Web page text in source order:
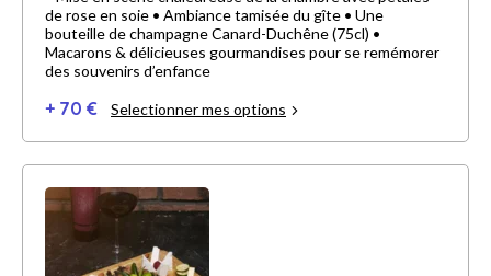
de rose en soie • Ambiance tamisée du gîte • Une
bouteille de champagne Canard-Duchêne (75cl) •
Macarons & délicieuses gourmandises pour se remémorer
des souvenirs d’enfance
+ 70 € Selectionner mes options